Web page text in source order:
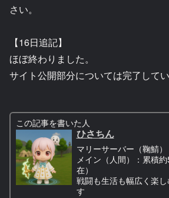
さい。
【16日追記】
ほぼ終わりました。
サイト公開部分については完了してい
この記事を書いた人
ひさちん
マリーサーバー（鞠鯖）
メイン（人間）：累積
在）
戦闘も生活も幅広く楽
す